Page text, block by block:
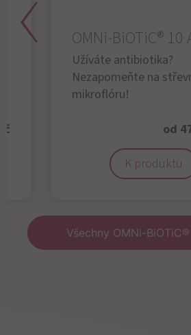
OMNi-BiOTiC® 10
Užíváte antibiotika?
Nezapomeňte na
mikroflóru!
od
K produktu
Všechny OMNi-